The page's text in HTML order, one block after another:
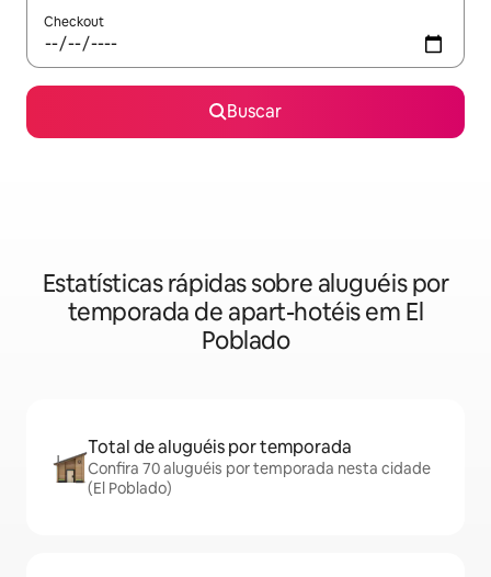
Checkout
Buscar
Estatísticas rápidas sobre aluguéis por
temporada de apart-hotéis em El
Poblado
Total de aluguéis por temporada
Confira 70 aluguéis por temporada nesta cidade
(El Poblado)